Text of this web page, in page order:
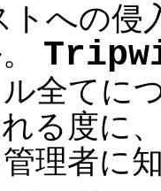
トへの侵
全てに
る度に
理者に